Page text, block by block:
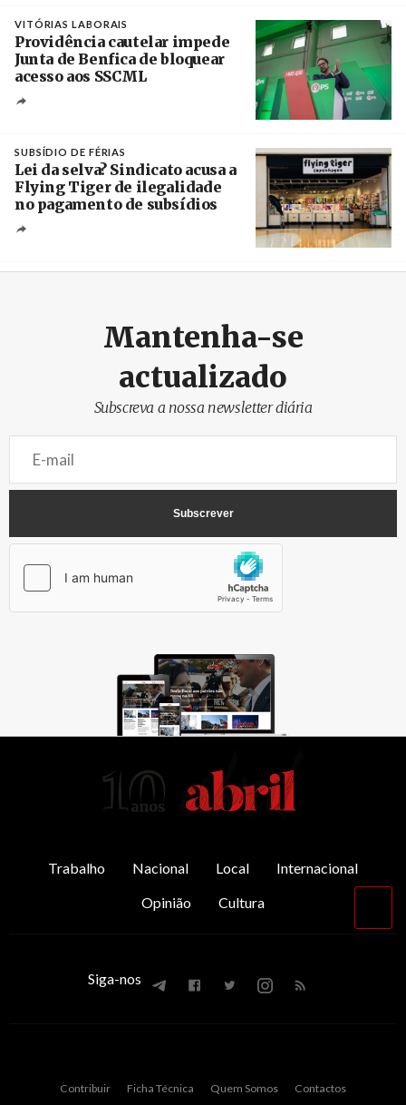
VITÓRIAS LABORAIS
Providência cautelar impede
Junta de Benfica de bloquear
acesso aos SSCML
SUBSÍDIO DE FÉRIAS
Lei da selva? Sindicato acusa a
Flying Tiger de ilegalidade
no pagamento de subsídios
Mantenha-se
actualizado
Subscreva a nossa newsletter diária
Trabalho Nacional Local
Internacional
Opinião
Cultura
Siga-nos
Contribuir Ficha Técnica Quem Somos Contactos